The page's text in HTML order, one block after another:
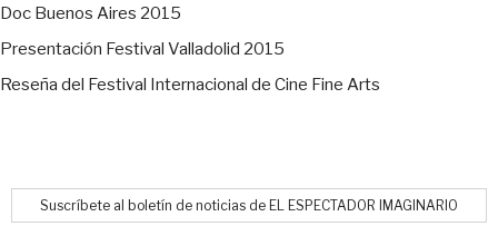
Doc Buenos Aires 2015
Presentación Festival Valladolid 2015
Reseña del Festival Internacional de Cine Fine Arts
Suscríbete al boletín de noticias de EL ESPECTADOR IMAGINARIO